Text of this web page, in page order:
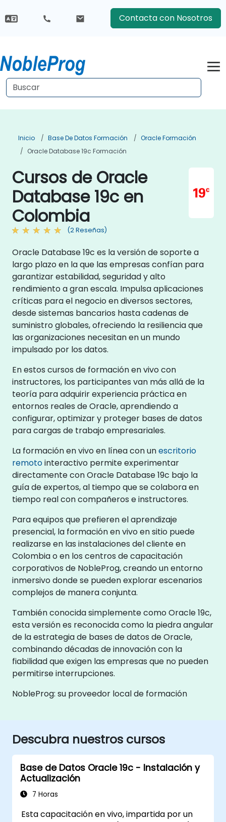
Contacta con Nosotros
Inicio Base De Datos Formación
Oracle Formación
Oracle Database 19c Formación
Cursos de Oracle
Database 19c en
Colombia
(2 Reseñas)
Oracle Database 19c es la versión de soporte a
largo plazo en la que las empresas confían para
garantizar estabilidad, seguridad y alto
rendimiento a gran escala. Impulsa aplicaciones
críticas para el negocio en diversos sectores,
desde sistemas bancarios hasta cadenas de
suministro globales, ofreciendo la resiliencia que
las organizaciones necesitan en un mundo
impulsado por los datos.
En estos cursos de formación en vivo con
instructores, los participantes van más allá de la
teoría para adquirir experiencia práctica en
entornos reales de Oracle, aprendiendo a
configurar, optimizar y proteger bases de datos
para cargas de trabajo empresariales.
La formación en vivo en línea con unescritorio
remotointeractivo permite experimentar
directamente con Oracle Database 19c bajo la
guía de expertos, al tiempo que se colabora en
tiempo real con compañeros e instructores.
Para equipos que prefieren el aprendizaje
presencial, la formación en vivo en sitio puede
realizarse en las instalaciones del cliente en
Colombia o en los centros de capacitación
corporativos de NobleProg, creando un entorno
inmersivo donde se pueden explorar escenarios
complejos de manera conjunta.
También conocida simplemente como Oracle 19c,
esta versión es reconocida como la piedra angular
de la estrategia de bases de datos de Oracle,
combinando décadas de innovación con la
fiabilidad que exigen las empresas que no pueden
permitirse interrupciones.
NobleProg: su proveedor local de formación
Descubra nuestros cursos
Base de Datos Oracle 19c - Instalación y
Actualización
7 Horas
Esta capacitación en vivo, impartida por un